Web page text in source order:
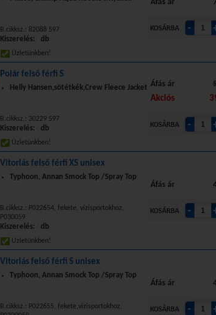
Áfás ár
B.cikksz.: 82088 597
Kiszerelés: db
Üzletünkben!
Polár felső férfi S
Áfás ár
Akciós
Helly Hansen,sötétkék,Crew Fleece Jacket
B.cikksz.: 30229 597
Kiszerelés: db
Üzletünkben!
Vitorlás felső férfi XS unisex
Áfás ár
Typhoon, Annan Smock Top /Spray Top
B.cikksz.: P022654, fekete, vízisportokhoz,
P030059
Kiszerelés: db
Üzletünkben!
Vitorlás felső férfi S unisex
Áfás ár
Typhoon, Annan Smock Top /Spray Top
B.cikksz.: P022655, fekete,vízisportokhoz,